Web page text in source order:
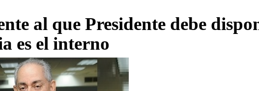
al que Presidente debe
es el interno